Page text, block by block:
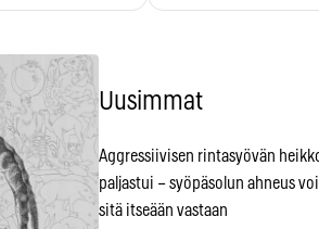
Uusimmat
Aggressiivisen rintasyövän
paljastui – syöpäsolun ahneus
sitä itseään vastaan